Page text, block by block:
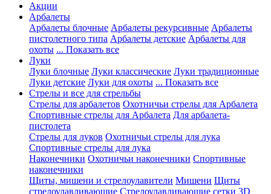
Акции
Арбалеты
Арбалеты блочные Арбалеты рекурсивные Арбалеты
пистолетного типа Арбалеты детские Арбалеты для
охоты ... Показать все
Луки
Луки блочные Луки классические Луки традиционные
Луки детские Луки для охоты ... Показать все
Стрелы и все для стрельбы
Стрелы для арбалетов Охотничьи стрелы для Арбалета
Спортивные стрелы для Арбалета Для арбалета-
пистолета
Стрелы для луков Охотничьи стрелы для лука
Спортивные стрелы для лука
Наконечники Охотничьи наконечники Спортивные
наконечники
Щиты, мишени и стрелоулавители Мишени Щиты
стрелоулавливающие Стрелоулавливающие сетки 3D